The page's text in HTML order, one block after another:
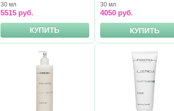
30 мл
5515 руб.
КУПИТЬ
30 мл
4050 руб.
КУПИТЬ